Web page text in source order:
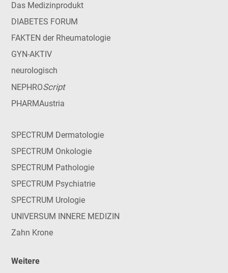
Das Medizinprodukt
DIABETES FORUM
FAKTEN der Rheumatologie
GYN-AKTIV
neurologisch
NEPHROScript
PHARMAustria
SPECTRUM Dermatologie
SPECTRUM Onkologie
SPECTRUM Pathologie
SPECTRUM Psychiatrie
SPECTRUM Urologie
UNIVERSUM INNERE MEDIZIN
Zahn Krone
Weitere